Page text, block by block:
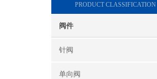
PRODUCT CLASSIFICATION
阀件
针阀
单向阀